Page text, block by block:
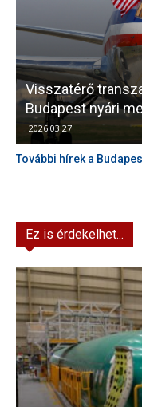
Visszatérő
Budapest nyári
2026.03.27.
További hírek a
Ez is érdekelhet...